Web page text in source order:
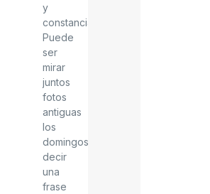
y
constancia.
Puede
ser
mirar
juntos
fotos
antiguas
los
domingos,
decir
una
frase